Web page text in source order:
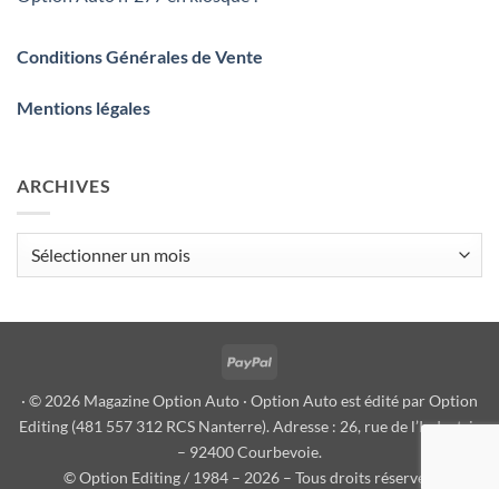
Conditions Générales de Vente
Mentions légales
ARCHIVES
PayPal
· © 2026 Magazine Option Auto · Option Auto est édité par Option
Editing (481 557 312 RCS Nanterre). Adresse : 26, rue de l’Industrie
– 92400 Courbevoie.
© Option Editing / 1984 – 2026 – Tous droits réservés.